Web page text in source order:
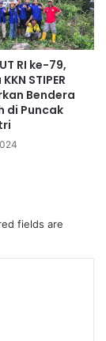
RI ke-79,
STIPER
Bendera
di Puncak
fields are